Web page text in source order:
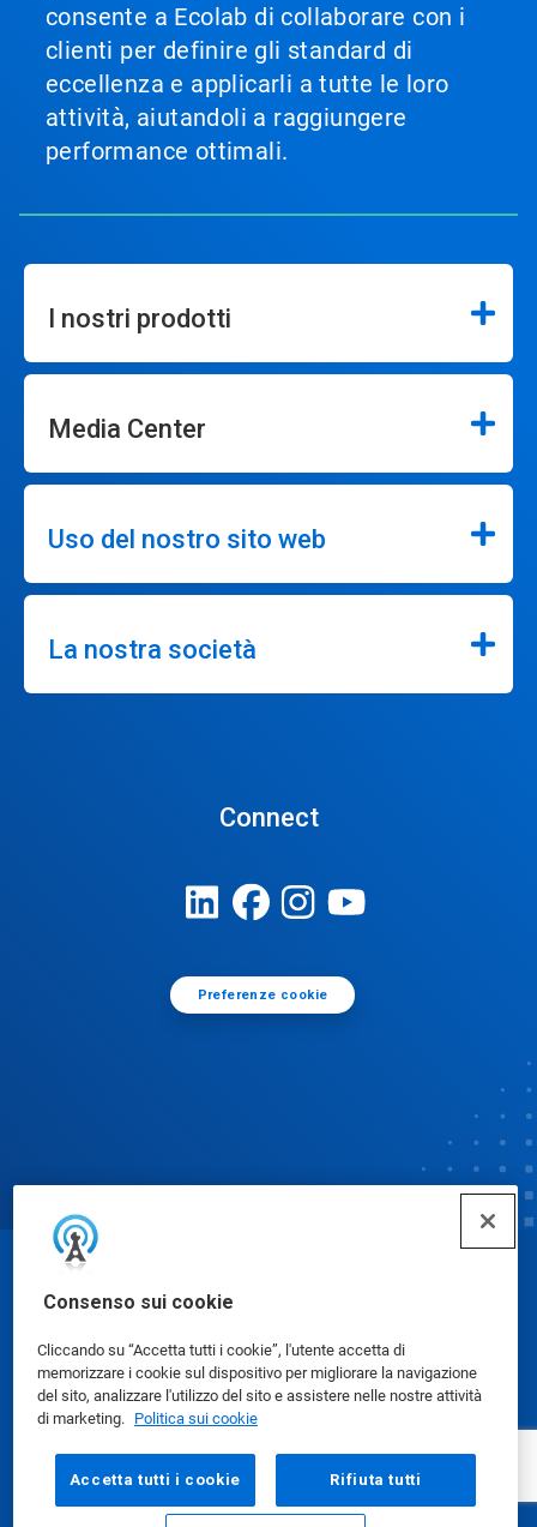
Consenso sui cookie
Cliccando su “Accetta tutti i cookie”, l'utente accetta di
memorizzare i cookie sul dispositivo per migliorare la navigazione
del sito, analizzare l'utilizzo del sito e assistere nelle nostre attività
di marketing. Politica sui cookie
Accetta tutti i cookie Rifiuta tutti
consente a Ecolab di collaborare con i
clienti per definire gli standard di
eccellenza e applicarli a tutte le loro
attività, aiutandoli a raggiungere
performance ottimali.
I nostri prodotti
Media Center
Uso del nostro sito web
La nostra società
Connect
Preferenze cookie
Schede dati di sicurezza|Informativa sulla privacy
Condizioni d'uso